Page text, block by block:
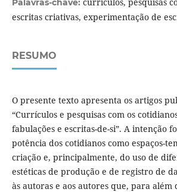
Palavras-chave:
escritas criativas, experimentação de
RESUMO
O presente texto apresenta os artigos
“Currículos e pesquisas com os
fabulações e escritas-de-si”. A intenção
potência dos cotidianos como espaços-
criação e, principalmente, do uso de
estéticas de produção e de registro de
às autoras e aos autores que, para além